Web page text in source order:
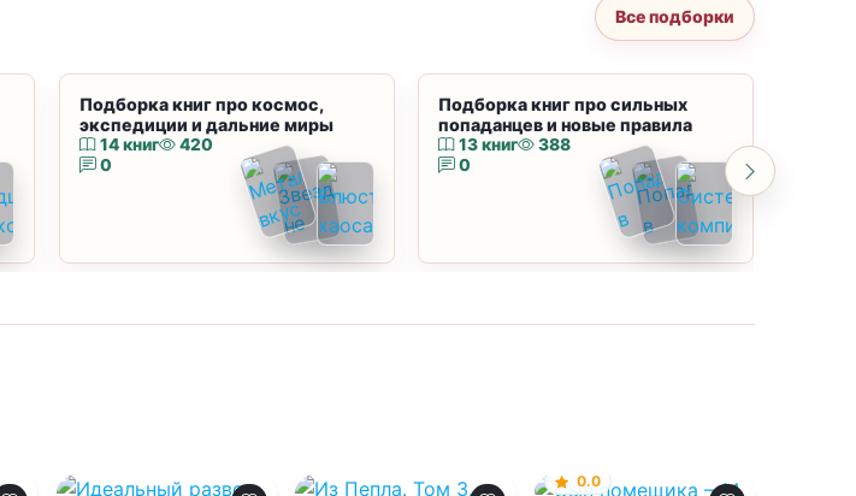
Все подборки
Подборка книг про космос,
экспедиции и дальние миры
14 книг
420
0
Подборка книг про сильных
попаданцев и новые правила
13 книг
388
0
0.0